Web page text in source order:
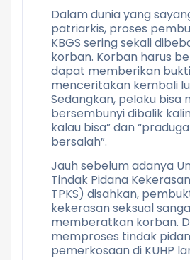
Dalam dunia yang
patriarkis, proses
KBGS sering sekali
korban. Korban harus
dapat memberikan
menceritakan kembali
Sedangkan, pelaku bisa
bersembunyi dibalik
kalau bisa” dan
bersalah”.
Jauh sebelum adanya
Tindak Pidana
TPKS) disahkan,
kekerasan seksual
memberatkan korban.
memproses tindak
pemerkosaan di KUHP